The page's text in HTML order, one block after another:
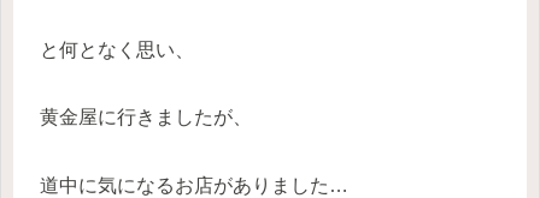
と何となく思い、
黄金屋に行きましたが、
道中に気になるお店がありました…